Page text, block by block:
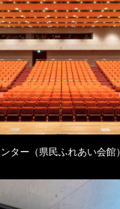
ター（県民ふれあい会館）